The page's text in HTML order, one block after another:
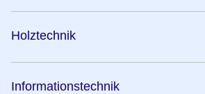
Holztechnik
Informationstechnik